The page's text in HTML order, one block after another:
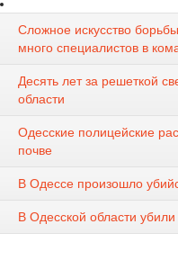
Сложное искусство
много специалистов в
Десять лет за решеткой
области
Одесские полицейские
почве
В Одессе произошло
В Одесской области